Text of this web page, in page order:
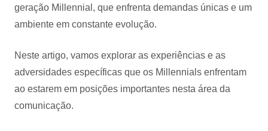
geração Millennial, que enfrenta demandas únicas e um
ambiente em constante evolução.
Neste artigo, vamos explorar as experiências e as
adversidades específicas que os Millennials enfrentam
ao estarem em posições importantes nesta área da
comunicação.